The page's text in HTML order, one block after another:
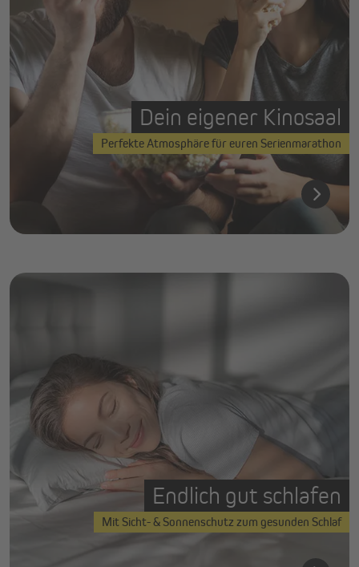
Dein eigener Kinosaal
Perfekte Atmosphäre für euren Serienmarathon
Endlich gut schlafen
Mit Sicht- & Sonnenschutz zum gesunden Schlaf